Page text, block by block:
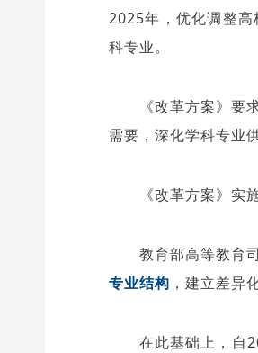
2025年，优化调整
科专业。
《改革方案》
需要，深化学科专业
《改革方案》
教育部高等教育
专业结构 ，建立差异
在此基础上，自